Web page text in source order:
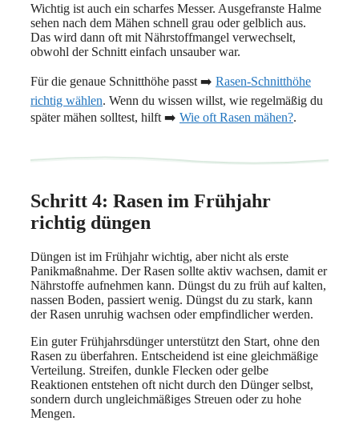
Wichtig ist auch ein scharfes Messer. Ausgefranste Halme
sehen nach dem Mähen schnell grau oder gelblich aus.
Das wird dann oft mit Nährstoffmangel verwechselt,
obwohl der Schnitt einfach unsauber war.
Für die genaue Schnitthöhe passt ➡️ Rasen-Schnitthöhe
richtig wählen. Wenn du wissen willst, wie regelmäßig du
später mähen solltest, hilft ➡️ Wie oft Rasen mähen?.
Schritt 4: Rasen im Frühjahr
richtig düngen
Düngen ist im Frühjahr wichtig, aber nicht als erste
Panikmaßnahme. Der Rasen sollte aktiv wachsen, damit er
Nährstoffe aufnehmen kann. Düngst du zu früh auf kalten,
nassen Boden, passiert wenig. Düngst du zu stark, kann
der Rasen unruhig wachsen oder empfindlicher werden.
Ein guter Frühjahrsdünger unterstützt den Start, ohne den
Rasen zu überfahren. Entscheidend ist eine gleichmäßige
Verteilung. Streifen, dunkle Flecken oder gelbe
Reaktionen entstehen oft nicht durch den Dünger selbst,
sondern durch ungleichmäßiges Streuen oder zu hohe
Mengen.